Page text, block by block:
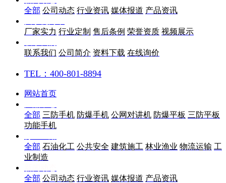
全部 公司动态 行业资讯 媒体报道 产品资讯
厂家实力 行业定制 售后条例 荣誉资质 视频展示
联系我们 公司简介 资料下载 在线询价
TEL：400-801-8894
网站首页
全部 三防手机 防爆手机 公网对讲机 防爆平板 三防平板
功能手机
全部 石油化工 公共安全 建筑施工 林业渔业 物流运输 工
业制造
全部 公司动态 行业资讯 媒体报道 产品资讯